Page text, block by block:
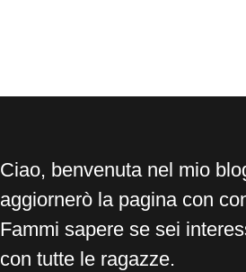
Ciao, benvenuta nel mio
aggiornerò la pagina con
Fammi sapere se sei
con tutte le ragazze.